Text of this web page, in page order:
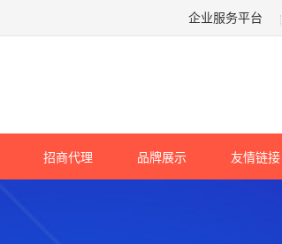
企业服务平台
招商代理 品牌展示 友情链接